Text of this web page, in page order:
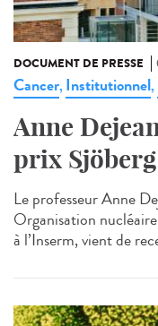
DOCUMENT DE PRESSE
Cancer, Institutionnel,
Anne
prix Sjöberg
Le professeur Anne
Organisation
à l’Inserm, vient de